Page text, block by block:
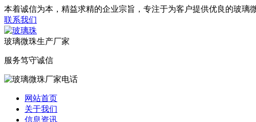
本着诚信为本，精益求精的企业宗旨，专注于为客户提供优良的玻璃
联系我们
玻璃微珠生产厂家
服务笃守诚信
网站首页
关于我们
信息资讯